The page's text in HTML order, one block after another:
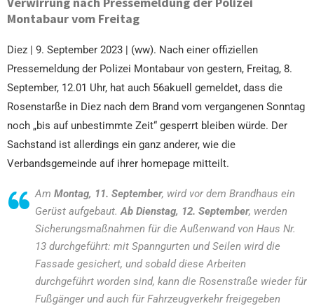
Montabaur vom Freitag
Diez | 9. September 2023 | (ww). Nach einer offiziellen
Pressemeldung der Polizei Montabaur von gestern, Freitag, 8.
September, 12.01 Uhr, hat auch 56akuell gemeldet, dass die
Rosenstarße in Diez nach dem Brand vom vergangenen Sonntag
noch „bis auf unbestimmte Zeit“ gesperrt bleiben würde. Der
Sachstand ist allerdings ein ganz anderer, wie die
Verbandsgemeinde auf ihrer homepage mitteilt.
Am Montag, 11. September, wird vor dem Brandhaus ein
Gerüst aufgebaut.Ab Dienstag, 12. September, werden
Sicherungsmaßnahmen für die Außenwand von Haus Nr.
13 durchgeführt: mit Spanngurten und Seilen wird die
Fassade gesichert, und sobald diese Arbeiten
durchgeführt worden sind, kann die Rosenstraße wieder für
Fußgänger und auch für Fahrzeugverkehr freigegeben